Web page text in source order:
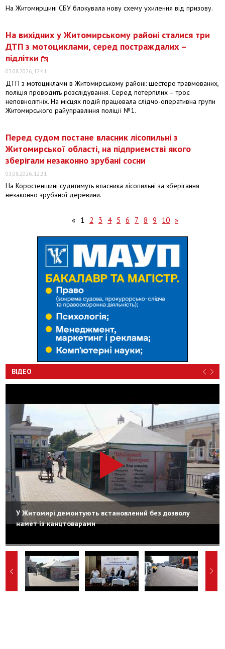
На Житомирщині СБУ блокувала нову схему ухилення від призову.
На вихідних у Житомирському районі сталися три
ДТП з мотоциклами, серед постраждалих –
підлітки
03.08.2026, 12:41
ДТП з мотоциклами в Житомирському районі: шестеро травмованих,
поліція проводить розслідування. Серед потерпілих – троє
неповнолітніх. На місцях подій працювала слідчо-оперативна групи
Житомирського райуправління поліції №1.
Перед судом постане власник лісопильні з
Житомирської області, на підприємстві якого
зберігали незаконно зрубані сосни
03.08.2026, 12:31
На Коростенщині судитимуть власника лісопильні за зберігання
незаконно зрубаної деревини.
« 1 2 3 4 5 6 7 8 9 10 »
ВІДЕО
У Житомирі демонтують встановлений без дозволу
намет із канцтоварами